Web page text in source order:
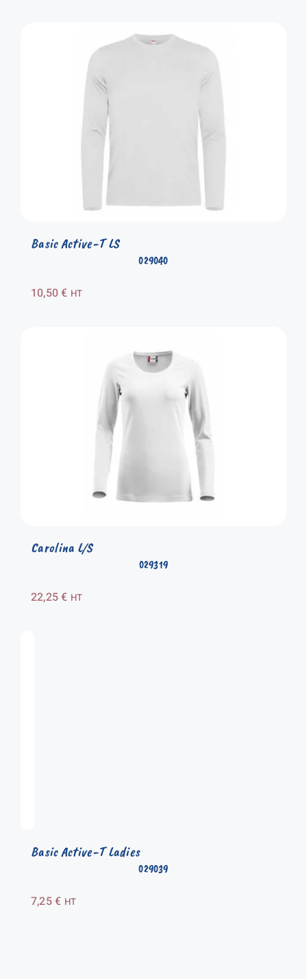
029040
Basic Active-T LS
10,50€ HT
029319
Carolina L/S
22,25€ HT
029039
Basic Active-T Ladies
7,25€ HT